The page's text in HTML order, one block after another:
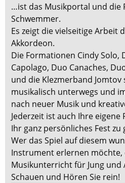
…ist das Musikportal und die
Schwemmer.
Es zeigt die vielseitige Arbeit
Akkordeon.
Die Formationen Cindy Solo,
Capolago, Duo Canaches,
und die Klezmerband Jomtov
musikalisch unterwegs und
nach neuer Musik und
Jederzeit ist auch Ihre
Ihr ganz persönliches Fest zu
Wer das Spiel auf diesem
Instrument erlernen
Musikunterricht für Jung und
Schauen und Hören Sie rein!